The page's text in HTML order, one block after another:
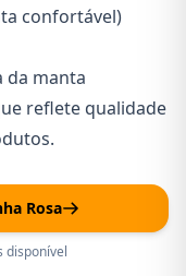
confortável)
da manta
reflete qualidade
Rosa
disponível